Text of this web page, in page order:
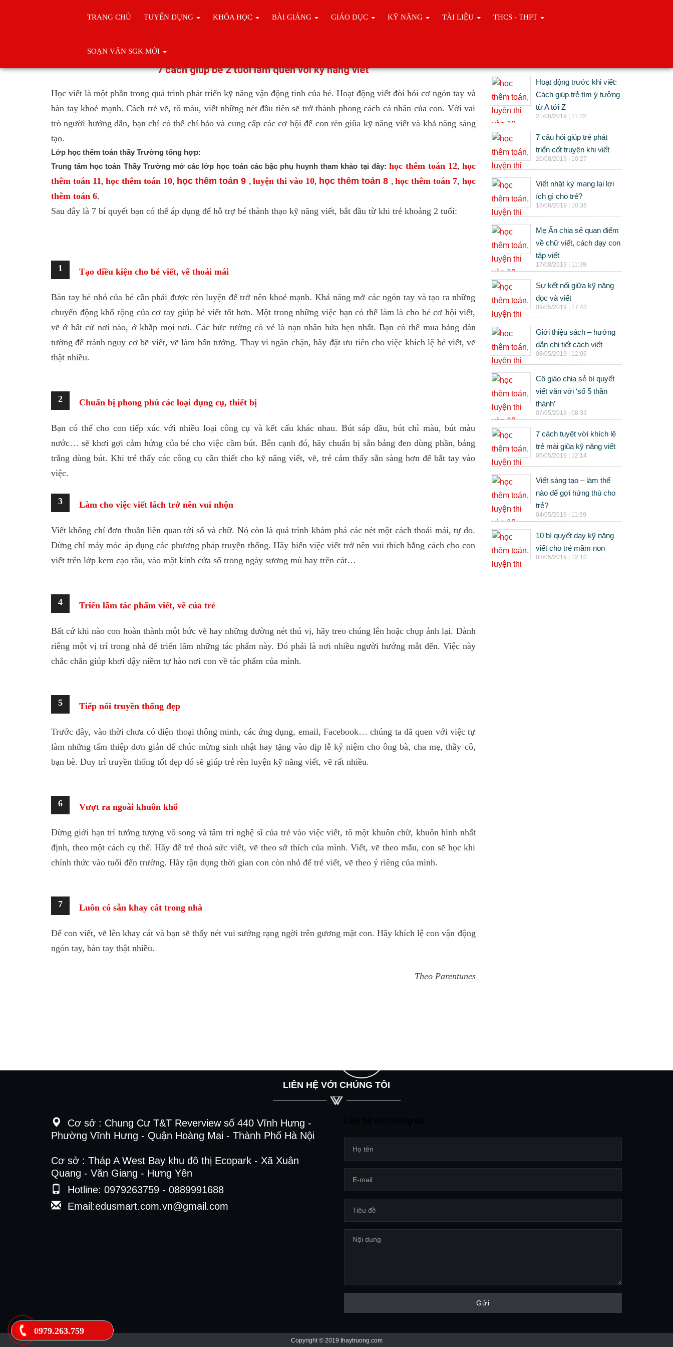
TRANG CHỦ TUYỂN DỤNG KHÓA HỌC BÀI GIẢNG GIÁO DỤC KỸ NĂNG TÀI LIỆU THCS - THPT
SOẠN VĂN SGK MỚI
kỸ NĂNG VIẾT CHO TRẺ
7 cách giúp bé 2 tuổi làm quen với kỹ năng viết
Học viết là một phần trong quá trình phát triển kỹ năng vận động tinh của bé. Hoạt động viết đòi hỏi cơ ngón tay và
bàn tay khoẻ mạnh. Cách trẻ vẽ, tô màu, viết những nét đầu tiên sẽ trở thành phong cách cá nhân của con. Với vai
trò người hướng dẫn, bạn chỉ có thể chỉ bảo và cung cấp các cơ hội để con rèn giũa kỹ năng viếtvà khả năng sáng
tạo.
Lớp học thêm toán thầy Trường tổng hợp:
Trung tâm học toán Thầy Trường mở các lớp học toán các bậc phụ huynh tham khảo tại đây: học thêm toán 12, học
thêm toán 11, học thêm toán 10, học thêm toán 9 , luyện thi vào 10, học thêm toán 8 , học thêm toán 7, học
thêm toán 6.
Sau đây là 7 bí quyết bạn có thể áp dụng để hỗ trợ bé thành thạo kỹ năng viết, bắt đầu từ khi trẻ khoảng 2 tuổi:
1 Tạo điều kiện cho bé viết, vẽ thoải mái
Bàn tay bé nhỏ của bé cần phải được rèn luyện để trở nên khoẻ mạnh. Khả năng mở các ngón tay và tạo ra những
chuyển động khổ rộng của cơ tay giúp bé viết tốt hơn. Một trong những việc bạn có thể làm là cho bé cơ hội viết,
vẽ ở bất cứ nơi nào, ở khắp mọi nơi. Các bức tường có vẻ là nạn nhân hứa hẹn nhất. Bạn có thể mua bảng dán
tường để tránh nguy cơ bẽ viết, vẽ làm bẩn tưởng. Thay vì ngăn chặn, hãy đặt ưu tiên cho việc khích lệ bé viết, vẽ
thật nhiều.
2 Chuẩn bị phong phú các loại dụng cụ, thiết bị
Bạn có thể cho con tiếp xúc với nhiều loại công cụ và kết cấu khác nhau. Bút sáp dầu, bút chì màu, bút màu
nước… sẽ khơi gợi cảm hứng của bé cho việc cầm bút. Bên cạnh đó, hãy chuẩn bị sẵn bảng đen dùng phần, bảng
trắng dùng bút. Khi trẻ thấy các công cụ cần thiết cho kỹ năng viết, vẽ, trẻ cảm thấy sẵn sàng hơn để bắt tay vào
việc.
3 Làm cho việc viết lách trở nên vui nhộn
Viết không chỉ đơn thuần liên quan tới số và chữ. Nó còn là quá trình khám phá các nét một cách thoải mái, tự do.
Đừng chỉ máy móc áp dụng các phương pháp truyền thống. Hãy biến việc viết trở nên vui thích bằng cách cho con
viết trên lớp kem cạo râu, vào mặt kính cửa sổ trong ngày sương mù hay trên cát…
4 Triển lãm tác phẩm viết, vẽ của trẻ
Bất cứ khi nào con hoàn thành một bức vẽ hay những đường nét thú vị, hãy treo chúng lên hoặc chụp ảnh lại. Dành
riêng một vị trí trong nhà để triển lãm những tác phẩm này. Đó phải là nơi nhiều người hướng mắt đến. Việc này
chắc chắn giúp khơi dậy niềm tự hào nơi con về tác phẩm của mình.
5 Tiếp nối truyền thống đẹp
Trước đây, vào thời chưa có điện thoại thông minh, các ứng dụng, email, Facebook… chúng ta đã quen với việc tự
làm những tấm thiệp đơn giản để chúc mừng sinh nhật hay tặng vào dịp lễ kỷ niệm cho ông bà, cha mẹ, thầy cô,
bạn bè. Duy trì truyền thống tốt đẹp đó sẽ giúp trẻ rèn luyện kỹ năng viết, vẽ rất nhiều.
6 Vượt ra ngoài khuôn khổ
Đừng giới hạn trí tưởng tượng vô song và tâm trí nghệ sĩ của trẻ vào việc viết, tô một khuôn chữ, khuôn hình nhất
định, theo một cách cụ thể. Hãy để trẻ thoả sức viết, vẽ theo sở thích của mình. Viết, vẽ theo mẫu, con sẽ học khi
chính thức vào tuổi đến trường. Hãy tận dụng thời gian con còn nhỏ để trẻ viết, vẽ theo ý riêng của mình.
7 Luôn có sẵn khay cát trong nhà
Để con viết, vẽ lên khay cát và bạn sẽ thấy nét vui sướng rạng ngời trên gương mặt con. Hãy khích lệ con vận động
ngón tay, bàn tay thật nhiều.
Theo Parentunes
Hoạt động trước khi viết:
Cách giúp trẻ tìm ý tưởng
từ A tới Z
21/08/2019 | 11:22
7 câu hỏi giúp trẻ phát
triển cốt truyện khi viết
20/08/2019 | 10:27
Viết nhật ký mang lại lợi
ích gì cho trẻ?
18/08/2019 | 10:36
Mẹ Ấn chia sẻ quan điểm
về chữ viết, cách dạy con
tập viết
17/08/2019 | 11:39
Sự kết nối giữa kỹ năng
đọc và viết
09/05/2019 | 17:43
Giới thiệu sách – hướng
dẫn chi tiết cách viết
08/05/2019 | 12:06
Cô giáo chia sẻ bí quyết
viết văn với ‘số 5 thần
thánh’
07/05/2019 | 08:33
7 cách tuyệt vời khích lệ
trẻ mài giũa kỹ năng viết
05/05/2019 | 12:14
Viết sáng tạo – làm thế
nào để gợi hứng thú cho
trẻ?
04/05/2019 | 11:39
10 bí quyết dạy kỹ năng
viết cho trẻ mầm non
03/05/2019 | 12:10
LIÊN HỆ VỚI CHÚNG TÔI
Cơ sở : Chung Cư T&T Reverview số 440 Vĩnh Hưng -
Phường Vĩnh Hưng - Quận Hoàng Mai - Thành Phố Hà Nội
Cơ sở : Tháp A West Bay khu đô thị Ecopark - Xã Xuân
Quang - Văn Giang - Hưng Yên
Hotline: 0979263759 - 0889991688
Email:edusmart.com.vn@gmail.com
Copyright © 2019 thaytruong.com
0979.263.759